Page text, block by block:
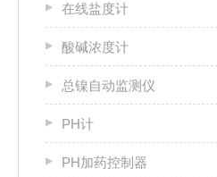
在线盐度计
酸碱浓度计
总镍自动监测仪
PH计
PH加药控制器